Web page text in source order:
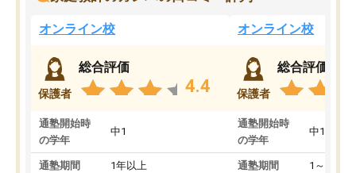
オンライン校
保護者
総合評価
4.4
通塾開始時
の学年
中1
通塾期間 1年以上
オンライン校
保護者
総合評価
通塾開始時
の学年
中1
通塾期間 1～3ヵ月